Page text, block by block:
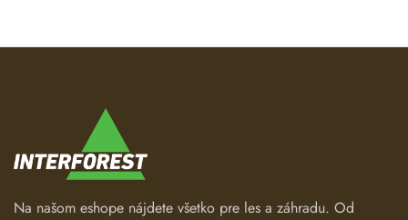
Na našom eshope nájdete všetko pre les a záhradu. Od